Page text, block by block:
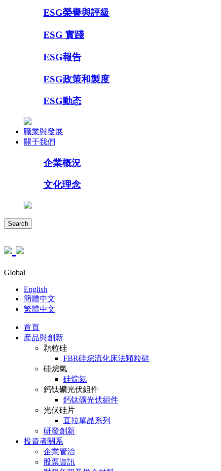
ESG榮譽與評級
ESG 實踐
ESG報告
ESG政策和製度
ESG動态
職業與發展
關于我們
企業概況
文化理念
Search
Global
English
簡體中文
繁體中文
首頁
産品與創新
顆粒硅
FBR硅烷流化床法顆粒硅
硅烷氣
硅烷氣
鈣钛礦光伏組件
鈣钛礦光伏組件
光伏硅片
直拉單晶系列
研發創新
投資者關系
企業管治
股票資訊